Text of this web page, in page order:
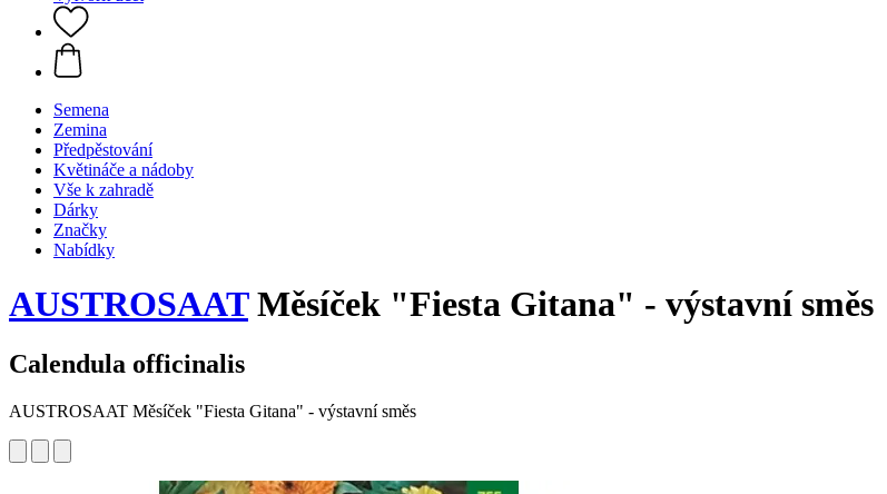
Semena
Zemina
Předpěstování
Květináče a nádoby
Vše k zahradě
Dárky
Značky
Nabídky
AUSTROSAATMěsíček "Fiesta Gitana" - výstavní směs
Calendula officinalis
AUSTROSAAT Měsíček "Fiesta Gitana" - výstavní směs